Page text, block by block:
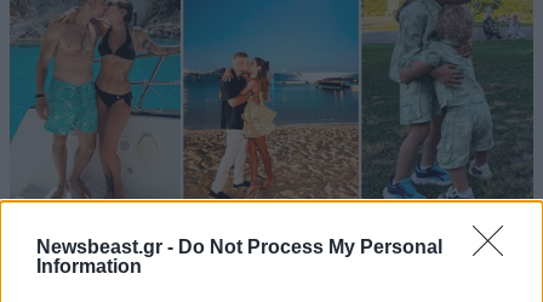
Newsbeast.gr - Do Not Process My Personal
Information
LIFESTYLE08·08·2026 19:12
Εριέττα Κούρκουλου – Τα 33α γενέθλια και τα